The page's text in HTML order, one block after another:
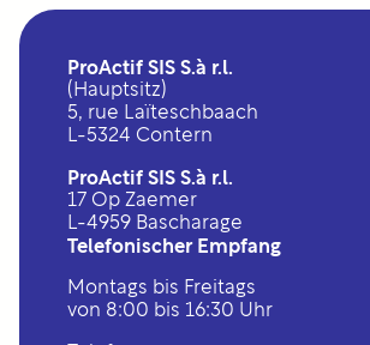
ProActif SIS S.à r.l.
(Hauptsitz)
5, rue Laïteschbaach
L-5324 Contern
ProActif SIS S.à r.l.
17 Op Zaemer
L-4959 Bascharage
Telefonischer Empfang
Montags bis Freitags
von 8:00 bis 16:30 Uhr